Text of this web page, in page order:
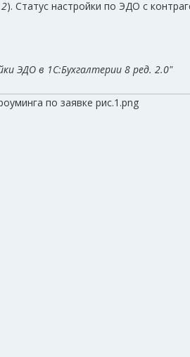
). Статус настройки по ЭДО с
ЭДО в 1С:Бухгалтерии 8 ред. 2.0"